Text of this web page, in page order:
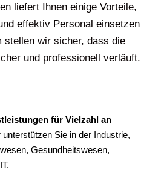
liefert Ihnen einige Vorteile,
effektiv Personal einsetzen
stellen wir sicher, dass die
und professionell verläuft.
für Vielzahl an
unterstützen Sie in der Industrie,
Gesundheitswesen,